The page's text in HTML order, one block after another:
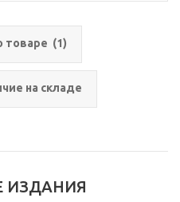
товаре (1)
на складе
ИЗДАНИЯ